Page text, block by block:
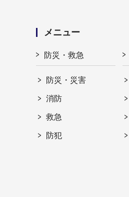
メニュー
防災・救急
防災・災害
消防
救急
防犯